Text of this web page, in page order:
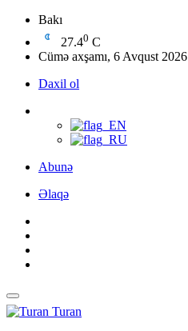
Bakı
27.40 C
Cümə axşamı, 6 Avqust 2026
Daxil ol
Abunə
Əlaqə
Turan